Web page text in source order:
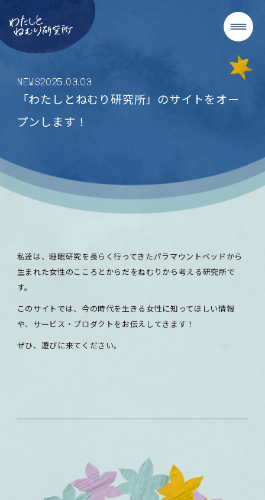
NEWS2025.03.03
「わたしとねむり研究所」のサイトをオー
プンします！
私達は、睡眠研究を長らく行ってきたパラマウントベッドから
生まれた女性のこころとからだをねむりから考える研究所で
す。
このサイトでは、今の時代を生きる女性に知ってほしい情報
や、サービス・プロダクトをお伝えしてきます！
ぜひ、遊びに来てください。